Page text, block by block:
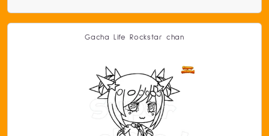
Gacha Life Rockstar chan